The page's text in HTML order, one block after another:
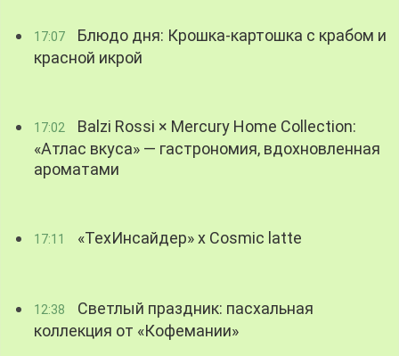
17:07
Блюдо дня: Крошка-картошка с крабом и
красной икрой
17:02
Balzi Rossi × Mercury Home Collection:
«Атлас вкуса» — гастрономия, вдохновленная
ароматами
17:11 «ТехИнсайдер» х Cosmic latte
12:38
Светлый праздник: пасхальная
коллекция от «Кофемании»